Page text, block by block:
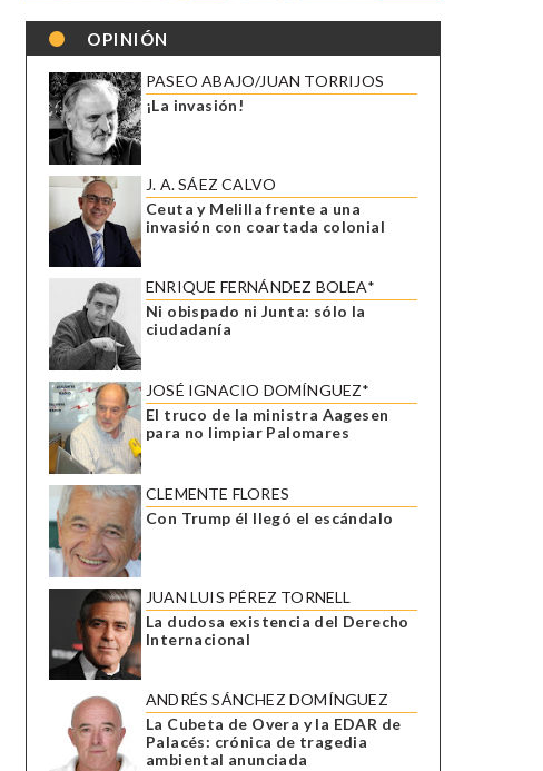
OPINIÓN
PASEO ABAJO/JUAN TORRIJOS
¡La invasión!
J. A. SÁEZ CALVO
Ceuta y Melilla frente a una
invasión con coartada colonial
ENRIQUE FERNÁNDEZ BOLEA*
Ni obispado ni Junta: sólo la
ciudadanía
JOSÉ IGNACIO DOMÍNGUEZ*
El truco de la ministra Aagesen
para no limpiar Palomares
CLEMENTE FLORES
Con Trump él llegó el escándalo
JUAN LUIS PÉREZ TORNELL
La dudosa existencia del Derecho
Internacional
ANDRÉS SÁNCHEZ DOMÍNGUEZ
La Cubeta de Overa y la EDAR de
Palacés: crónica de tragedia
ambiental anunciada